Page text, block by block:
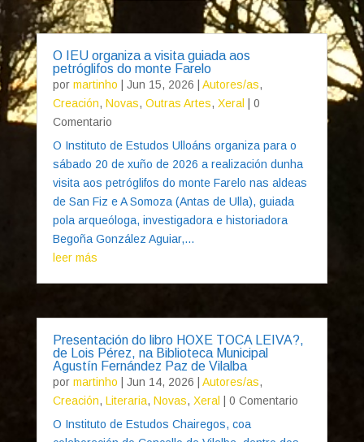
O IEU organiza a visita guiada aos
petróglifos do monte Farelo
por martinho Jun 15, 2026 Autores/as,
Creación, Novas, Outras Artes, Xeral
| 0
Comentario
O Instituto de Estudos Ulloáns organiza para o
sábado 20 de xuño de 2026 a realización dunha
visita aos petróglifos do monte Farelo nas aldeas
de San Fiz e A Somoza (Antas de Ulla), guiada
pola arqueóloga, investigadora e historiadora
Begoña González Aguiar,...
leer más
Presentación do libro HOXE TOCA LEIVA?,
de Lois Pérez, na Biblioteca Municipal
Agustín Fernández Paz de Vilalba
por martinho Jun 14, 2026 Autores/as,
Creación, Literaria, Novas, Xeral
| 0 Comentario
O Instituto de Estudos Chairegos, coa